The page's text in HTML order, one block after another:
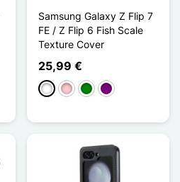
Samsung Galaxy Z Flip 7
FE / Z Flip 6 Fish Scale
Texture Cover
25,99 €
WeißPinkGrünViolett